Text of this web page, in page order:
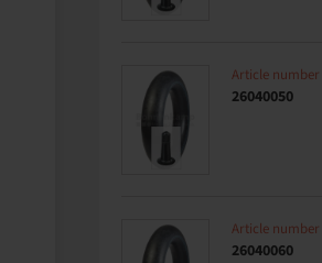
Article number
26040050
Article number
26040060